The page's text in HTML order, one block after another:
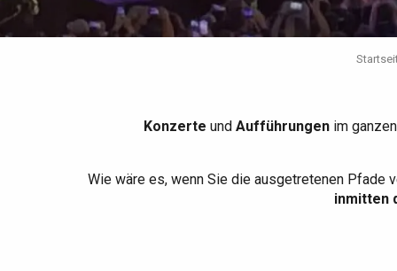
Unter Freunden
Konzerte und Aufführungenim
Wie wäre es, wenn Sie die ausgetretenen Pfade
inmitten